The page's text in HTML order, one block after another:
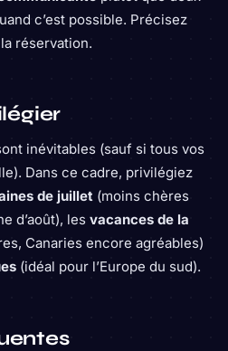
c’est possible. Précisez
réservation.
inévitables (sauf si tous vos
Dans ce cadre, privilégiez
de juillet (moins chères
d’août), les vacances de la
Canaries encore agréables)
(idéal pour l’Europe du sud).